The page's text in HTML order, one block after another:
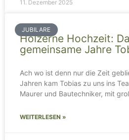
11. Dezember 2025
JUBILARE
Hölzerne Hochzeit:
gemeinsame Jahre
Ach wo ist denn nur die Zeit
Jahren kam Tobias zu uns ins
Maurer und Bautechniker, mit
WEITERLESEN »